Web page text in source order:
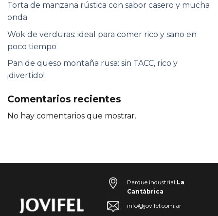
Torta de manzana rústica con sabor casero y mucha
onda
Wok de verduras: ideal para comer rico y sano en
poco tiempo
Pan de queso montaña rusa: sin TACC, rico y
¡divertido!
Comentarios recientes
No hay comentarios que mostrar.
Parque industrial La
Cantábrica
info@jovifel.com.ar